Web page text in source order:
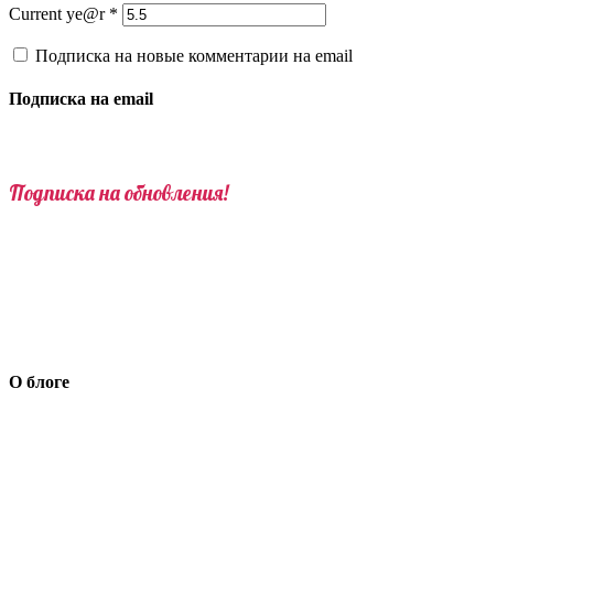
Current ye@r *
Подписка на новые комментарии на email
Подписка на email
Подписка на обновления!
О блоге